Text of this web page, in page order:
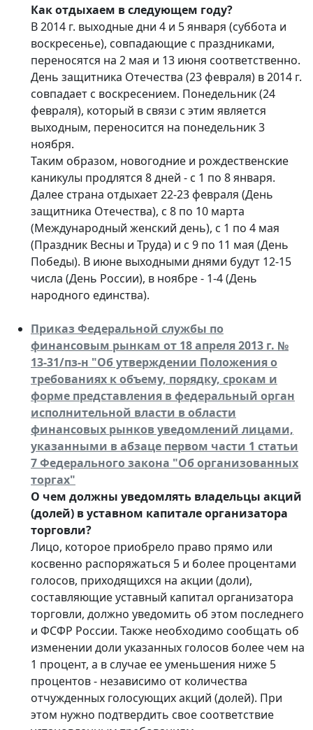
Как отдыхаем в следующем году?
В 2014 г. выходные дни 4 и 5 января (суббота и
воскресенье), совпадающие с праздниками,
переносятся на 2 мая и 13 июня соответственно.
День защитника Отечества (23 февраля) в 2014 г.
совпадает с воскресением. Понедельник (24
февраля), который в связи с этим является
выходным, переносится на понедельник 3
ноября.
Таким образом, новогодние и рождественские
каникулы продлятся 8 дней - с 1 по 8 января.
Далее страна отдыхает 22-23 февраля (День
защитника Отечества), с 8 по 10 марта
(Международный женский день), с 1 по 4 мая
(Праздник Весны и Труда) и с 9 по 11 мая (День
Победы). В июне выходными днями будут 12-15
числа (День России), в ноябре - 1-4 (День
народного единства).
Приказ Федеральной службы по
финансовым рынкам от 18 апреля 2013 г. №
13-31/пз-н "Об утверждении Положения о
требованиях к объему, порядку, срокам и
форме представления в федеральный орган
исполнительной власти в области
финансовых рынков уведомлений лицами,
указанными в абзаце первом части 1 статьи
7 Федерального закона "Об организованных
торгах"
О чем должны уведомлять владельцы акций
(долей) в уставном капитале организатора
торговли?
Лицо, которое приобрело право прямо или
косвенно распоряжаться 5 и более процентами
голосов, приходящихся на акции (доли),
составляющие уставный капитал организатора
торговли, должно уведомить об этом последнего
и ФСФР России. Также необходимо сообщать об
изменении доли указанных голосов более чем на
1 процент, а в случае ее уменьшения ниже 5
процентов - независимо от количества
отчужденных голосующих акций (долей). При
этом нужно подтвердить свое соответствие